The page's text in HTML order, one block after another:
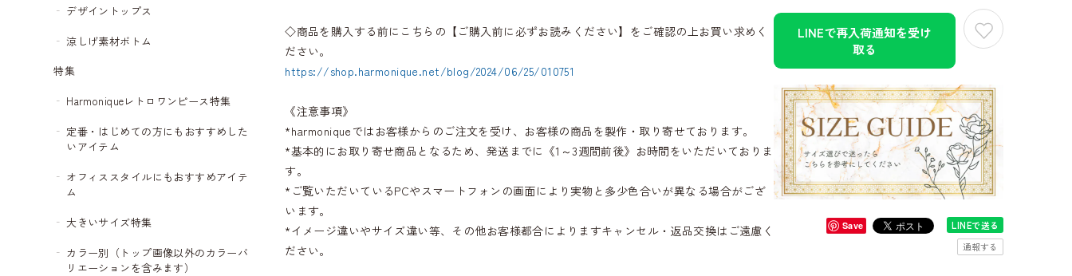
デザイントップス
涼しげ素材ボトム
特集
Harmoniqueレトロワンピース特集
定番・はじめての方にもおすすめした
いアイテム
オフィススタイルにもおすすめアイテ
ム
大きいサイズ特集
カラー別（トップ画像以外のカラーバ
リエーションを含みます）
◇商品を購入する前にこちらの【ご購入前に必ずお読みください】をご確認の上お買い求めく
ださい。
https://shop.harmonique.net/blog/2024/06/25/010751
《注意事項》
*harmoniqueではお客様からのご注文を受け、お客様の商品を製作・取り寄せております。
*基本的にお取り寄せ商品となるため、発送までに《1～3週間前後》お時間をいただいておりま
す。
*ご覧いただいているPCやスマートフォンの画面により実物と多少色合いが異なる場合がござ
います。
*イメージ違いやサイズ違い等、その他お客様都合によりますキャンセル・返品交換はご遠慮く
ださい。
LINEで再入荷通知を受け
取る
Save
LINEで送る
通報する